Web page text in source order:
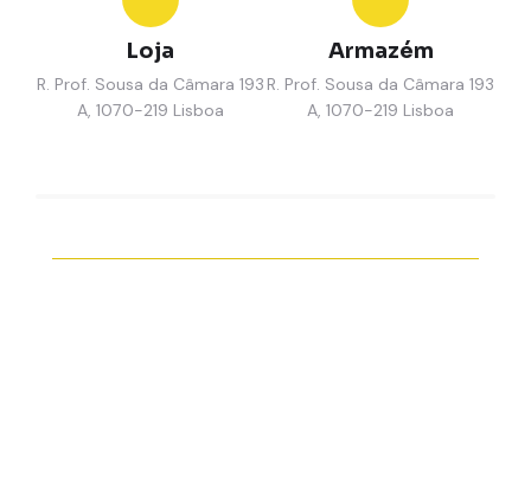
Loja
R. Prof. Sousa da Câmara 193
A, 1070-219 Lisboa
Armazém
R. Prof. Sousa da Câmara 193
A, 1070-219 Lisboa